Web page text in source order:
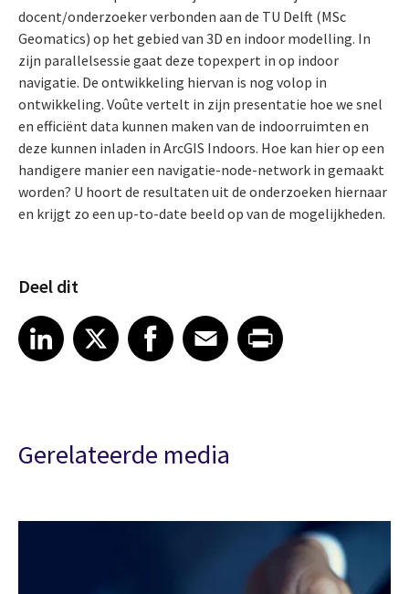
docent/onderzoeker verbonden aan de TU Delft (MSc
Geomatics) op het gebied van 3D en indoor modelling. In
zijn parallelsessie gaat deze topexpert in op indoor
navigatie. De ontwikkeling hiervan is nog volop in
ontwikkeling. Voûte vertelt in zijn presentatie hoe we snel
en efficiënt data kunnen maken van de indoorruimten en
deze kunnen inladen in ArcGIS Indoors. Hoe kan hier op een
handigere manier een navigatie-node-network in gemaakt
worden? U hoort de resultaten uit de onderzoeken hiernaar
en krijgt zo een up-to-date beeld op van de mogelijkheden.
Deel dit
Share article on LinkedIn
LinkedIn
Share article on XShare article on Facebook
Facebook
Share article on Email
EmailShare article on Print
Gerelateerde media